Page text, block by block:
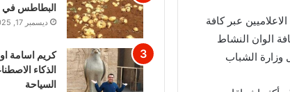
عبر كافة
الوان النشاط
وزارة الشباب
البطاطس في
ديسمبر 17, 2025
كريم اسامة
الذكاء
السياحة